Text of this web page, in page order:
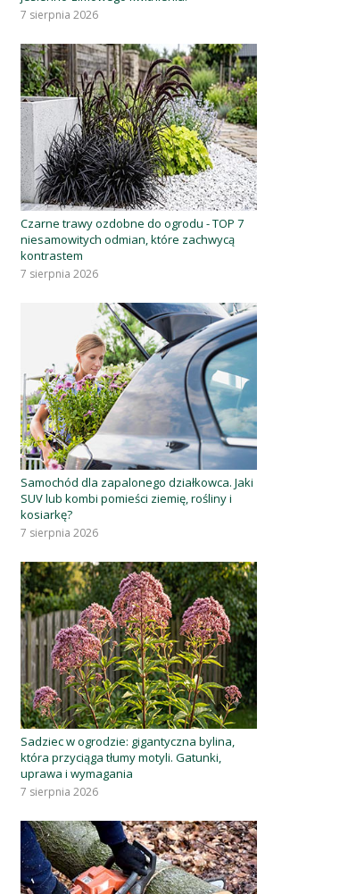
7 sierpnia 2026
Czarne trawy ozdobne do ogrodu - TOP 7
niesamowitych odmian, które zachwycą
kontrastem
7 sierpnia 2026
Samochód dla zapalonego działkowca. Jaki
SUV lub kombi pomieści ziemię, rośliny i
kosiarkę?
7 sierpnia 2026
Sadziec w ogrodzie: gigantyczna bylina,
która przyciąga tłumy motyli. Gatunki,
uprawa i wymagania
7 sierpnia 2026